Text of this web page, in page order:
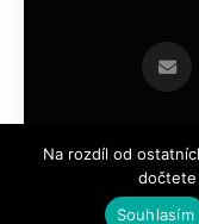
infoek.cz
Na rozdíl od
dočtete
Souhlasím